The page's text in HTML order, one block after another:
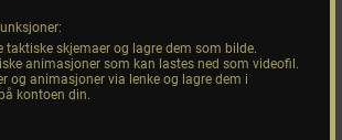
taktiske skjemaer og lagre dem som bilde.
animasjoner som kan lastes ned som videofil.
og animasjoner via lenke og lagre dem i
kontoen din.